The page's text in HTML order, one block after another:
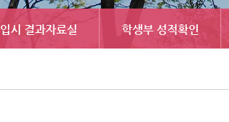
입시 결과자료실 학생부 성적확인